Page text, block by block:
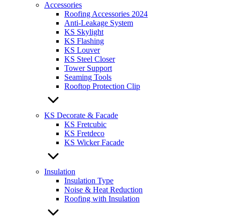
Accessories
Roofing Accessories 2024
Anti-Leakage System
KS Skylight
KS Flashing
KS Louver
KS Steel Closer
Tower Support
Seaming Tools
Rooftop Protection Clip
KS Decorate & Facade
KS Fretcubic
KS Fretdeco
KS Wicker Facade
Insulation
Insulation Type
Noise & Heat Reduction
Roofing with Insulation